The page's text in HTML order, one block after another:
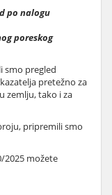
po nalogu
poreskog
smo pregled
pretežno za
zemlju, tako i za
pripremili smo
2025 možete